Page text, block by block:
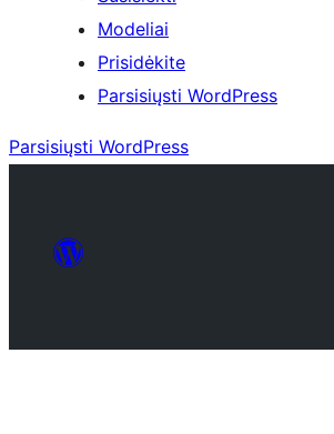
Modeliai
Prisidėkite
Parsisiųsti WordPress
Parsisiųsti WordPress